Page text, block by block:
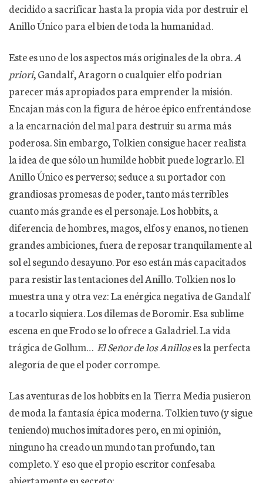
decidido a sacrificar hasta la propia vida por destruir el
Anillo Único para el bien de toda la humanidad.
Este es uno de los aspectos más originales de la obra.A
priori, Gandalf, Aragorn o cualquier elfo podrían
parecer más apropiados para emprender la misión.
Encajan más con la figura de héroe épico enfrentándose
a la encarnación del mal para destruir su arma más
poderosa. Sin embargo, Tolkien consigue hacer realista
la idea de que sólo un humilde hobbit puede lograrlo. El
Anillo Único es perverso; seduce a su portador con
grandiosas promesas de poder, tanto más terribles
cuanto más grande es el personaje. Los hobbits, a
diferencia de hombres, magos, elfos y enanos, no tienen
grandes ambiciones, fuera de reposar tranquilamente al
sol el segundo desayuno. Por eso están más capacitados
para resistir las tentaciones del Anillo. Tolkien nos lo
muestra una y otra vez: La enérgica negativa de Gandalf
a tocarlo siquiera. Los dilemas de Boromir. Esa sublime
escena en que Frodo se lo ofrece a Galadriel. La vida
trágica de Gollum… El Señor de los Anilloses la perfecta
alegoría de que el poder corrompe.
Las aventuras de los hobbits en la Tierra Media pusieron
de moda la fantasía épica moderna. Tolkien tuvo (y sigue
teniendo) muchos imitadores pero, en mi opinión,
ninguno ha creado un mundo tan profundo, tan
completo. Y eso que el propio escritor confesaba